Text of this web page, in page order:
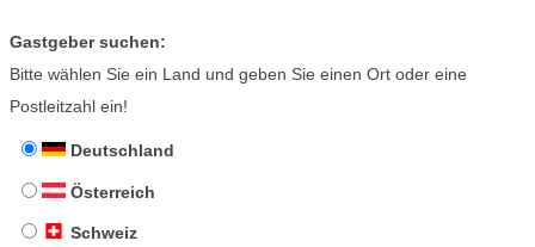
Gastgeber suchen:
Bitte wählen Sie ein Land und geben Sie einen Ort oder eine
Postleitzahl ein!
Deutschland
Österreich
Schweiz